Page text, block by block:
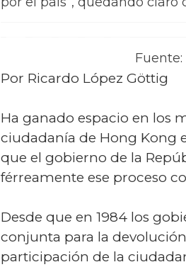
Por Ricardo López Göttig
Ha ganado espacio en los
ciudadanía de Hong Kong
que el gobierno de la
férreamente ese proceso
Desde que en 1984 los
conjunta para la
participación de la